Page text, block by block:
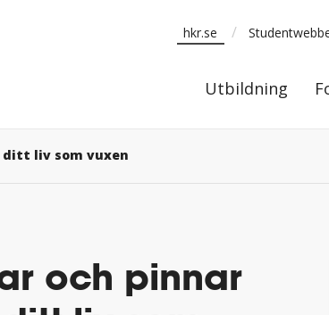
hkr.se /
Utbildning
Utbildning
ditt liv som vuxen
och pinnar